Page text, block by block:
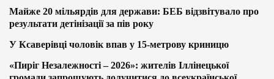
Майже 20 мільярдів для держави: БЕБ відзвітувало про
результати детінізації за пів року
У Ксаверівці чоловік впав у 15-метрову криницю
«Пиріг Незалежності – 2026»: жителів Іллінецької